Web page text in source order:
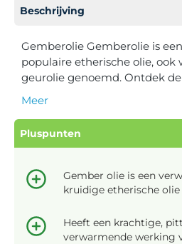
Beschrijving
Gemberolie Gemberolie is
populaire etherische olie, ook
geurolie genoemd. Ontdek
Meer
Pluspunten
Gember olie is een
kruidige etherische olie
Heeft een krachtige,
verwarmende werking